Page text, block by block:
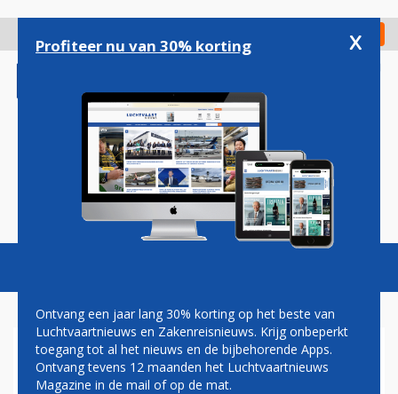
gaan
Check in
Magazine Podcasts Vacatures
INREISBEPERKINGEN
Profiteer nu van 30% korting x
Ontvang een jaar lang 30% korting op het beste van
Luchtvaartnieuws en Zakenreisnieuws. Krijg onbeperkt
toegang tot al het nieuws en de bijbehorende Apps.
Ontvang tevens 12 maanden het Luchtvaartnieuws
Magazine in de mail of op de mat.